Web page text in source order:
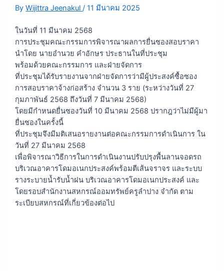
ByWijittra Jeenakul/11 มีนาคม 2025
ในวันที่ 11 มีนาคม 2568
การประชุมคณะกรรมการพิจารณาผลการยื่นซองสอบราคา
นำโดย นายอำนวย คำอักษร ประธานในที่ประชุม
พร้อมด้วยคณะกรรมการ และฝ่ายจัดการ
ที่ประชุมได้รับรายงานจากฝ่ายจัดการว่ามีผู้ประสงค์ซื้อซอง
การสอบราคาจ้างก่อสร้าง จำนวน 3 ราย (ระหว่างวันที่ 27
กุมภาพันธ์ 2568 ถึงวันที่ 7 มีนาคม 2568)
โดยมีกำหนดยื่นซองวันที่ 10 มีนาคม 2568 ปรากฎว่าไม่มีผู้มา
ยื่นซองในครั้งนี้
ที่ประชุมจึงมีมติเสนอรายงานต่อคณะกรรมการดำเนินการ ใน
วันที่ 27 มีนาคม 2568
เพื่อพิจารณาวิธีการในการดำเนินงานปรับปรุงพื้นลานจอดรถ
บริเวณอาคารโดมอเนกประสงค์พร้อมตีเส้นจราจร และระบบ
รางระบายน้ำรับน้ำฝน บริเวณอาคารโดมอเนกประสงค์ และ
โดยรอบสำนักงานสหกรณ์ออมทรัพย์ครูลำปาง จำกัด ตาม
ระเบียบสหกรณ์ที่เกี่ยวข้องต่อไป